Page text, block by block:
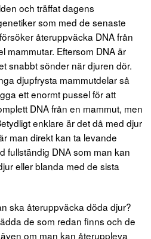
och träffat dagens
som med de senaste
återuppväcka DNA från
mammutar. Eftersom DNA är
snabbt sönder när djuren dör.
djupfrysta mammutdelar så
ett enormt pussel för att
DNA från en mammut, men
enklare är det då med djur
man direkt kan ta levande
fullständig DNA som man kan
eller blanda med de sista
ska återuppväcka döda djur?
de som redan finns och de
om man kan återuppleva